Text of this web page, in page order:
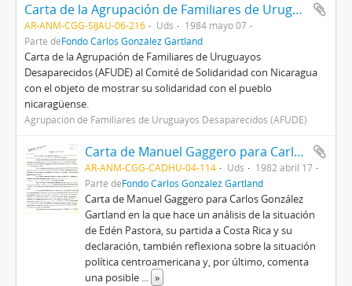
Carta de la Agrupación de Familiares de Uruguayos Desaparecidos (AFUDE) alComité de Solidaridad con Nicaragua
AR-ANM-CGG-SIJAU-06-216 Uds
1984 mayo 07
Parte deFondo Carlos González Gartland
Carta de la Agrupación de Familiares de Uruguayos
Desaparecidos (AFUDE) al Comité de Solidaridad con Nicaragua
con el objeto de mostrar su solidaridad con el pueblo
nicaragüense.
Agrupación de Familiares de Uruguayos Desaparecidos (AFUDE)
Carta de Manuel Gaggero para Carlos González Gartland
AR-ANM-CGG-CADHU-04-114 Uds
1982 abril 17
Parte deFondo Carlos González Gartland
Carta de Manuel Gaggero para Carlos González
Gartland en la que hace un análisis de la situación
de Edén Pastora, su partida a Costa Rica y su
declaración, también reflexiona sobre la situación
política centroamericana y, por último, comenta
una posible ... »